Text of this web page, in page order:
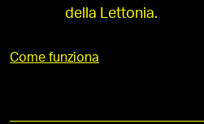
della Lettonia.
Come funziona